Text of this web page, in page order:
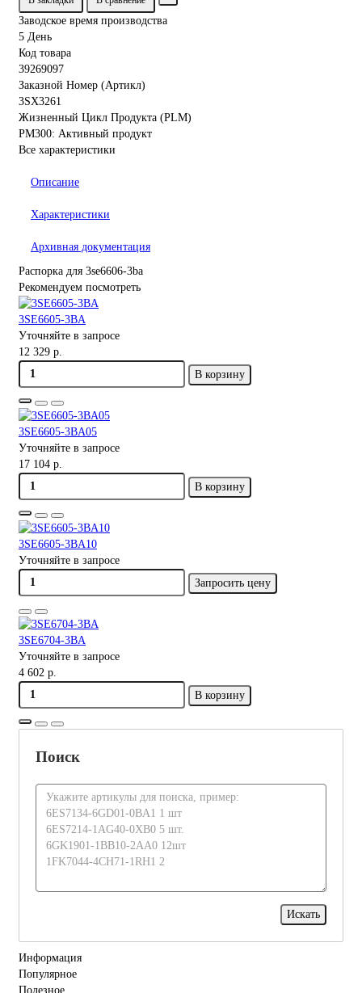
Заводское время производства
5 День
Код товара
39269097
Заказной Номер (Артикл)
3SX3261
Жизненный Цикл Продукта (PLM)
PM300: Активный продукт
Все характеристики
Описание
Характеристики
Архивная документация
Распорка для 3se6606-3ba
Рекомендуем посмотреть
3SE6605-3BA
Уточняйте в запросе
12 329 р.
В корзину
3SE6605-3BA05
Уточняйте в запросе
17 104 р.
В корзину
3SE6605-3BA10
Уточняйте в запросе
Запросить цену
3SE6704-3BA
Уточняйте в запросе
4 602 р.
В корзину
Поиск
Информация
Популярное
Полезное